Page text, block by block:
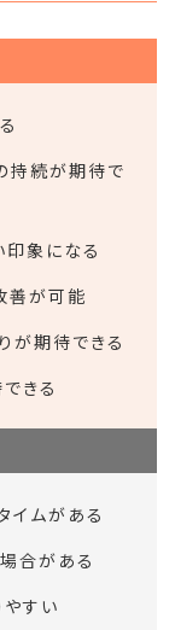
持続が期待で
印象になる
善が可能
が期待できる
きる
イムがある
合がある
すい